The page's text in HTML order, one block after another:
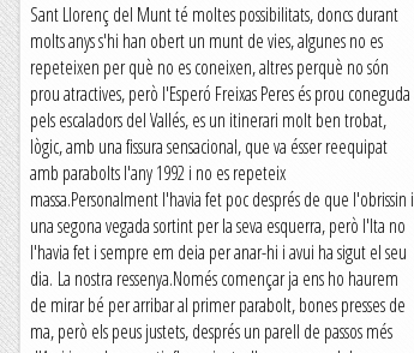
Sant Llorenç del Munt té moltes possibilitats, doncs durant
molts anys s'hi han obert un munt de vies, algunes no es
repeteixen per què no es coneixen, altres perquè no són
prou atractives, però l'Esperó Freixas Peres és prou coneguda
pels escaladors del Vallés, es un itinerari molt ben trobat,
lògic, amb una fissura sensacional, que va ésser reequipat
amb parabolts l'any 1992 i no es repeteix
massa.Personalment l'havia fet poc després de que l'obrissin i
una segona vegada sortint per la seva esquerra, però l'Ita no
l'havia fet i sempre em deia per anar-hi i avui ha sigut el seu
dia. La nostra ressenya.Només començar ja ens ho haurem
de mirar bé per arribar al primer parabolt, bones presses de
ma, però els peus justets, després un parell de passos més